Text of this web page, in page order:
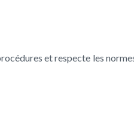
et respecte les